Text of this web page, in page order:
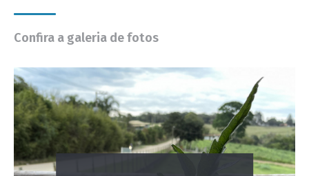
Confira a galeria de fotos